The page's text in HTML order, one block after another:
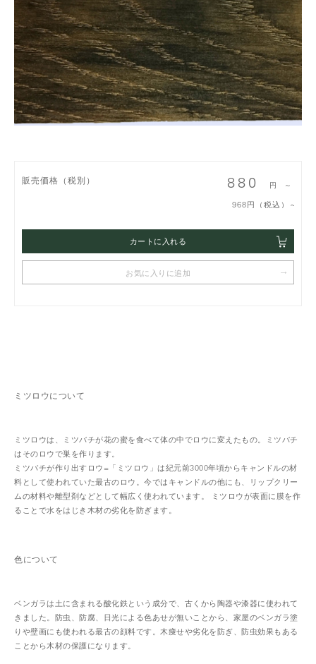
販売価格（税別） 880 円 ～
968円（税込）～
カートに入れる
お気に入りに追加
ミツロウについて
ミツロウは、ミツバチが花の蜜を食べて体の中でロウに変えたもの。ミツバチ
はそのロウで巣を作ります。
ミツバチが作り出すロウ=「ミツロウ」は紀元前3000年頃からキャンドルの材
料として使われていた最古のロウ。今ではキャンドルの他にも、リップクリー
ムの材料や離型剤などとして幅広く使われています。 ミツロウが表面に膜を作
ることで水をはじき木材の劣化を防ぎます。
色について
ベンガラは土に含まれる酸化鉄という成分で、古くから陶器や漆器に使われて
きました。防虫、防腐、日光による色あせが無いことから、家屋のベンガラ塗
りや壁画にも使われる最古の顔料です。木痩せや劣化を防ぎ、防虫効果もある
ことから木材の保護になります。